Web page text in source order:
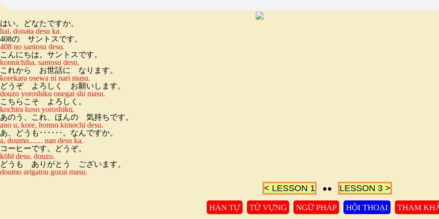
はい。どなたですか。
hai. donata desu ka.
408の サントスです。
408 no santosu desu.
こんにちは。サントスです。
konnichiha. santosu desu.
これから お世話に なります。
korekara osewa ni nari masu.
どうぞ よろしく お願いします。
douzo yoroshiku onegai shi masu.
こちらこそ よろしく。
kochira koso yoroshiku.
あのう、これ、ほんの 気持ちです。
ano u, kore, honno kimochi desu.
あ、どうも･･････。なんですか。
a, doumo....... nan desu ka.
コーヒーです。どうぞ。
kōhī desu. douzo.
どうも ありがとう ございます。
doumo arigatou gozai masu.
< LESSON 1 ●● LESSON 3 >
HÁN TỰ TỪ VỰNG NGỮ PHÁP HỘI THOẠI THAM